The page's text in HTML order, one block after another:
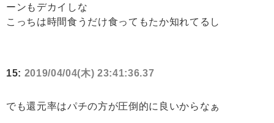
ーンもデカイしな
こっちは時間食うだけ食ってもたか知れてるし
15: 2019/04/04(木) 23:41:36.37
でも還元率はパチの方が圧倒的に良いからなぁ